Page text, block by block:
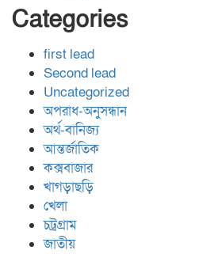
Categories
first lead
Second lead
Uncategorized
অপরাধ-অনুসন্ধান
অর্থ-বানিজ্য
আন্তর্জাতিক
কক্সবাজার
খাগড়াছড়ি
খেলা
চট্রগ্রাম
জাতীয়